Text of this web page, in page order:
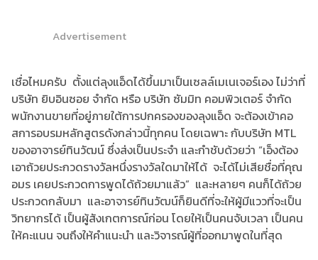
Advertisement
เชื่อไหมครับ ตั้งแต่ลุงแอ็ดได้ขึ้นมาเป็นเซลล์เมเนเจอร์เอง ไม่ว่าที่
บริษัท ยิบอินซอย จำกัด หรือ บริษัท ซัมมิท คอมพิวเตอร์ จำกัด
พนักงานขายที่อยู่ภายใต้การปกครองของลุงแอ็ด จะต้องเข้าคอ
สการอบรมหลักสูตรดังกล่าวนี้ทุกคน โดยเฉพาะ กับบริษัท MTL
ของอาจารย์ทินวัฒน์ ซึ่งส่งเป็นประจำ และกำชับด้วยว่า “เอ็งต้อง
เอาถ้วยประกวดรางวัลหนึ่งรางวัลใดมาให้ได้ จะได้ไม่เสียชื่อที่คุณ
อมร เคยประกวดการพูดได้ถ้วยมาแล้ว” และหลายๆ คนก็ได้ถ้วย
ประกวดกลับมา และอาจารย์ทินวัฒน์ก็ยินดีที่จะให้ผู้มีแววที่จะเป็น
วิทยากรได้ เป็นผู้สังเกตการณ์ก่อน โดยให้เป็นคนจับเวลา เป็นคน
ให้คะแนน จนถึงให้คำแนะนำ และวิจารณ์ผู้ที่ออกมาพูดในที่สุด